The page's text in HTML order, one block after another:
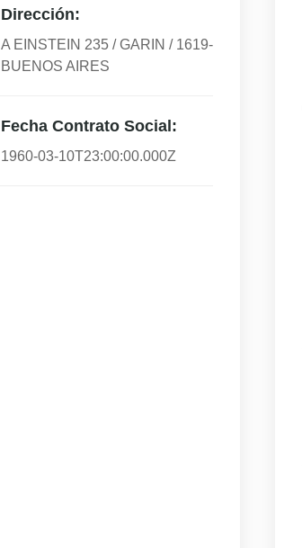
Dirección:
A EINSTEIN 235 / GARIN / 1619-
BUENOS AIRES
Fecha Contrato Social:
1960-03-10T23:00:00.000Z